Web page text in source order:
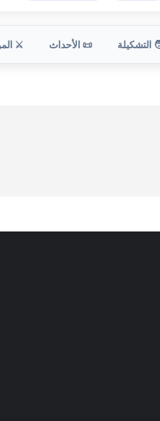
التشكيلة 📜 الأحداث ⚔️